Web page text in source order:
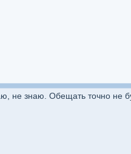
не знаю. Обещать точно не